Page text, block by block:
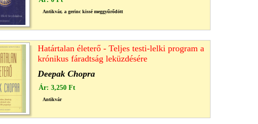
Antikvár, a gerinc kissé meggyűrődött
Határtalan életerő - Teljes testi-lelki program a
krónikus fáradtság leküzdésére
Deepak Chopra
Ár: 3,250 Ft
Antikvár